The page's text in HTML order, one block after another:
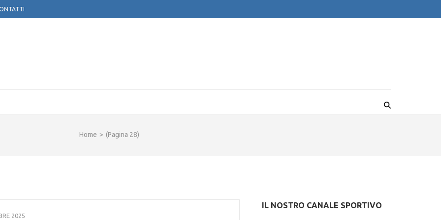
Home > (Pagina 28)
2025
IL NOSTRO CANALE SPORTIVO